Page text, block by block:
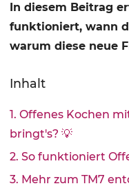
In diesem Beitrag
funktioniert, wann
warum diese neue
Inhalt
1. Offenes Kochen
bringt's? 💡
2. So funktioniert
3. Mehr zum TM7